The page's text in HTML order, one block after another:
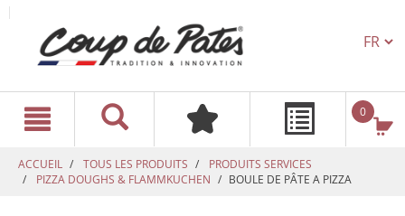
0
ACCUEIL TOUS LES PRODUITS
PRODUITS SERVICES
PIZZA DOUGHS & FLAMMKUCHEN
BOULE DE PÂTE A PIZZA